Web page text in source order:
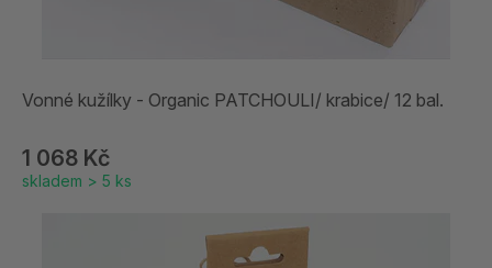
Vonné kužílky - Organic PATCHOULI/ krabice/ 12 bal.
1 068 Kč
skladem > 5 ks